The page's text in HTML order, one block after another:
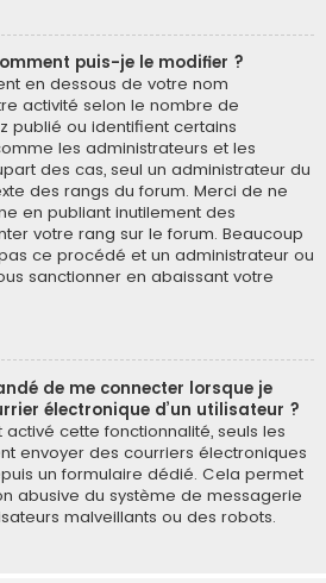
puis-je le modifier ?
en dessous de votre nom
activité selon le nombre de
publié ou identifient certains
les administrateurs et les
des cas, seul un administrateur du
des rangs du forum. Merci de ne
en publiant inutilement des
votre rang sur le forum. Beaucoup
ce procédé et un administrateur ou
sanctionner en abaissant votre
de me connecter lorsque je
électronique d’un utilisateur ?
cette fonctionnalité, seuls les
envoyer des courriers électroniques
un formulaire dédié. Cela permet
abusive du système de messagerie
malveillants ou des robots.